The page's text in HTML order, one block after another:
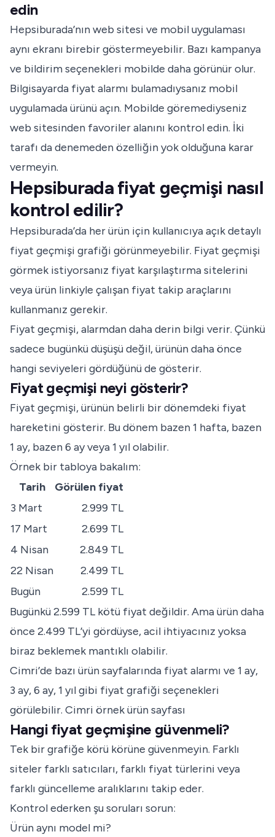
edin
Hepsiburada’nın web sitesi ve mobil uygulaması
aynı ekranı birebir göstermeyebilir. Bazı kampanya
ve bildirim seçenekleri mobilde daha görünür olur.
Bilgisayarda fiyat alarmı bulamadıysanız mobil
uygulamada ürünü açın. Mobilde göremediyseniz
web sitesinden favoriler alanını kontrol edin. İki
tarafı da denemeden özelliğin yok olduğuna karar
vermeyin.
Hepsiburada fiyat geçmişi nasıl
kontrol edilir?
Hepsiburada’da her ürün için kullanıcıya açık detaylı
fiyat geçmişi grafiği görünmeyebilir. Fiyat geçmişi
görmek istiyorsanız fiyat karşılaştırma sitelerini
veya ürün linkiyle çalışan fiyat takip araçlarını
kullanmanız gerekir.
Fiyat geçmişi, alarmdan daha derin bilgi verir. Çünkü
sadece bugünkü düşüşü değil, ürünün daha önce
hangi seviyeleri gördüğünü de gösterir.
Fiyat geçmişi neyi gösterir?
Fiyat geçmişi, ürünün belirli bir dönemdeki fiyat
hareketini gösterir. Bu dönem bazen 1 hafta, bazen
1 ay, bazen 6 ay veya 1 yıl olabilir.
Örnek bir tabloya bakalım:
Tarih
Görülen fiyat
3 Mart
2.999 TL
17 Mart
2.699 TL
4 Nisan
2.849 TL
22 Nisan
2.499 TL
Bugün
2.599 TL
Bugünkü 2.599 TL kötü fiyat değildir. Ama ürün daha
önce 2.499 TL’yi gördüyse, acil ihtiyacınız yoksa
biraz beklemek mantıklı olabilir.
Cimri’de bazı ürün sayfalarında fiyat alarmı ve 1 ay,
3 ay, 6 ay, 1 yıl gibi fiyat grafiği seçenekleri
görülebilir. Cimri örnek ürün sayfası
Hangi fiyat geçmişine güvenmeli?
Tek bir grafiğe körü körüne güvenmeyin. Farklı
siteler farklı satıcıları, farklı fiyat türlerini veya
farklı güncelleme aralıklarını takip eder.
Kontrol ederken şu soruları sorun:
Ürün aynı model mi?